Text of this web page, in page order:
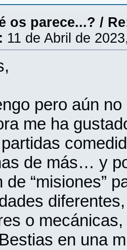
os parece...? /
11 de Abril de
pero aún
me ha
de más… y
de “misiones”
o
en una